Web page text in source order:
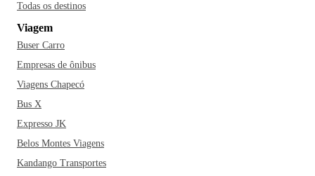
Todas os destinos
Viagem
Buser Carro
Empresas de ônibus
Viagens Chapecó
Bus X
Expresso JK
Belos Montes Viagens
Kandango Transportes